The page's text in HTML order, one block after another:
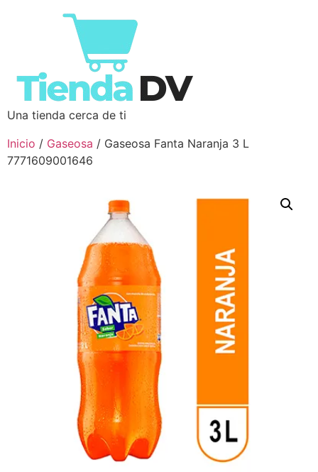
Una tienda cerca de ti
Inicio / Gaseosa / Gaseosa Fanta Naranja 3 L
7771609001646